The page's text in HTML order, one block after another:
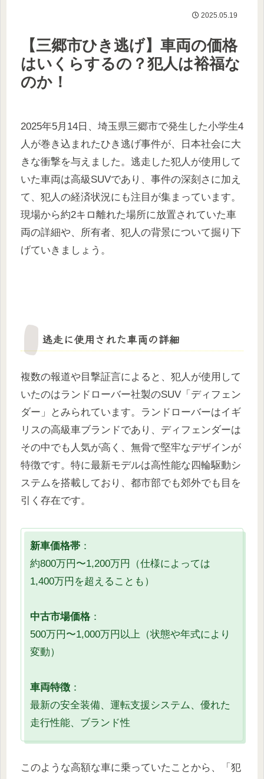
2025.05.19
【三郷市ひき逃げ】車両の価格
はいくらするの？犯人は裕福な
のか！
2025年5月14日、埼玉県三郷市で発生した小学生4
人が巻き込まれたひき逃げ事件が、日本社会に大
きな衝撃を与えました。逃走した犯人が使用して
いた車両は高級SUVであり、事件の深刻さに加え
て、犯人の経済状況にも注目が集まっています。
現場から約2キロ離れた場所に放置されていた車
両の詳細や、所有者、犯人の背景について掘り下
げていきましょう。
逃走に使用された車両の詳細
複数の報道や目撃証言によると、犯人が使用して
いたのはランドローバー社製のSUV「ディフェン
ダー」とみられています。ランドローバーはイギ
リスの高級車ブランドであり、ディフェンダーは
その中でも人気が高く、無骨で堅牢なデザインが
特徴です。特に最新モデルは高性能な四輪駆動シ
ステムを搭載しており、都市部でも郊外でも目を
引く存在です。
新車価格帯 ：
約800万円〜1,200万円（仕様によっては
1,400万円を超えることも）
中古市場価格 ：
500万円〜1,000万円以上（状態や年式により
変動）
車両特徴 ：
最新の安全装備、運転支援システム、優れた
走行性能、ブランド性
このような高額な車に乗っていたことから、「犯